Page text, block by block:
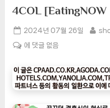
4COL
Posted
on
2024년 07월 26일 By
[잇
나
우
ㅣ
인
에 댓글 없음